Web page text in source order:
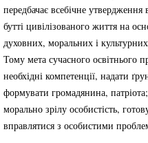
передбачає всебічне
бутті цивілізованого життя на
духовних, моральних і
Тому мета сучасного освітнього
необхідні компетенції, надати
формувати громадянина,
морально зрілу особистість,
вправлятися з особистими